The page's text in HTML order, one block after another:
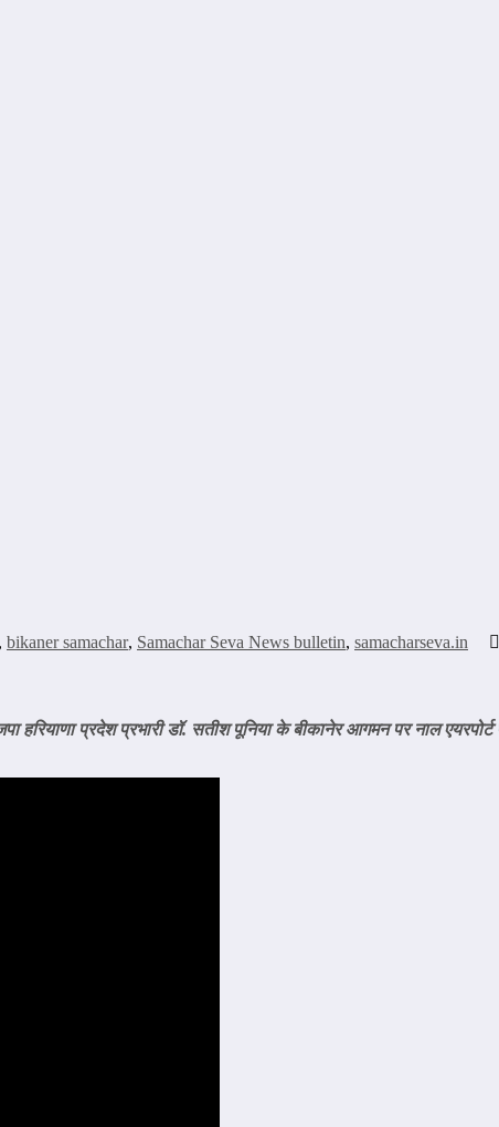
bikaner samachar, Samachar Seva News bulletin, samacharseva.in
हरियाणा प्रदेश प्रभारी डॉ. सतीश पूनिया के बीकानेर आगमन पर नाल